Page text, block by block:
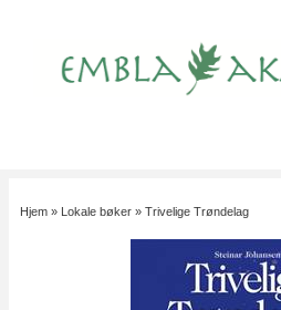
Hjem » Lokale bøker » Trivelige Trøndelag